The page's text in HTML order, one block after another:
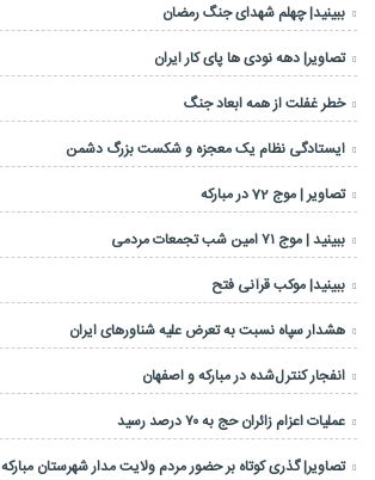
ببینید| چهلم شهدای جنگ رمضان
تصاویر| دهه نودی ها پای کار ایران
خطر غفلت از همه ابعاد جنگ
ایستادگی نظام یک معجزه و شکست بزرگ دشمن
تصاویر | موج 72 در مبارکه
ببینید | موج ۷۱ امین شب تجمعات مردمی
ببینید| موکب قرآنی فتح
هشدار سپاه نسبت به تعرض علیه شناورهای ایران
انفجار کنترل‌شده در مبارکه و اصفهان
عملیات اعزام زائران حج به ۷۰ درصد رسید
تصاویر| گذری کوتاه بر حضور مردم ولایت مدار شهرستان مبارکه